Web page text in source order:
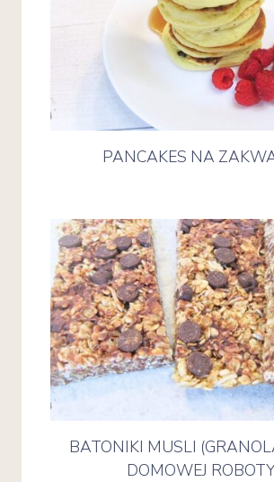
PANCAKES NA
BATONIKI MUSLI
DOMOWEJ